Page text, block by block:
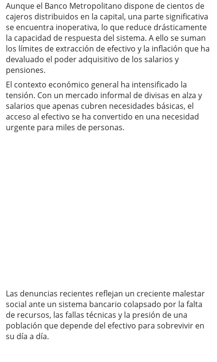
Aunque el Banco Metropolitano dispone de cientos de
cajeros distribuidos en la capital, una parte significativa
se encuentra inoperativa, lo que reduce drásticamente
la capacidad de respuesta del sistema. A ello se suman
los límites de extracción de efectivo y la inflación que ha
devaluado el poder adquisitivo de los salarios y
pensiones.
El contexto económico general ha intensificado la
tensión. Con un mercado informal de divisas en alza y
salarios que apenas cubren necesidades básicas, el
acceso al efectivo se ha convertido en una necesidad
urgente para miles de personas.
Las denuncias recientes reflejan un creciente malestar
social ante un sistema bancario colapsado por la falta
de recursos, las fallas técnicas y la presión de una
población que depende del efectivo para sobrevivir en
su día a día.